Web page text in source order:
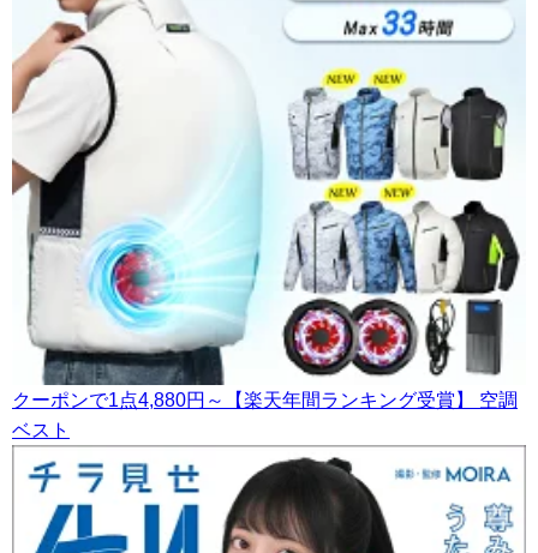
クーポンで1点4,880円～【楽天年間ランキング受賞】 空調
ベスト